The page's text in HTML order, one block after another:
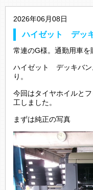
2026年06月08日
ハイゼット デッ
常連のG様。通勤用車を
ハイゼット デッキバン
り。
今回はタイヤホイルと
工しました。
まずは純正の写真